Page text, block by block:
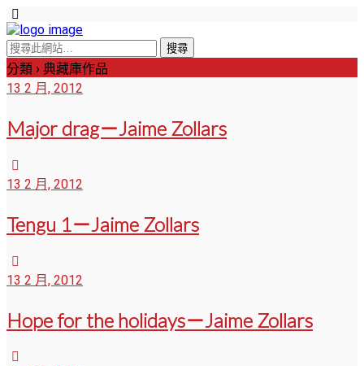
分類 › 典藏庫作品
13 2 月, 2012
Major drag－Jaime Zollars
13 2 月, 2012
Tengu 1－Jaime Zollars
13 2 月, 2012
Hope for the holidays－Jaime Zollars